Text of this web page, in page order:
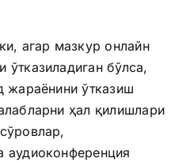
агар мазкур онлайн
бўлса,
жараёнини ўтказиш
ҳал қилишлари
аудиоконференция